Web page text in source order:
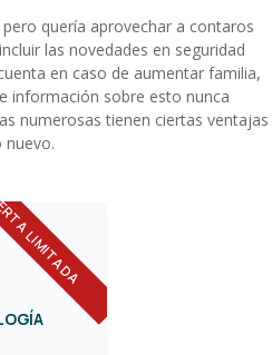
quería aprovechar a contaros
las novedades en seguridad
en caso de aumentar familia,
información sobre esto nunca
numerosas tienen ciertas ventajas
nuevo.
LIMITADA